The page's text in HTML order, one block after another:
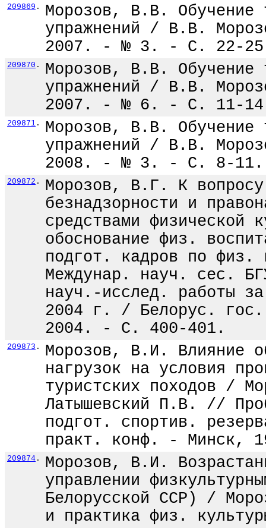
209869 .
Морозов, В.В. Обучение
упражнений / В.В.
2007. - № 3. - С. 22-
209870 .
Морозов, В.В. Обучение
упражнений / В.В.
2007. - № 6. - С. 11-
209871 .
Морозов, В.В. Обучение
упражнений / В.В.
2008. - № 3. - С. 8-11.
209872 .
Морозов, В.Г. К вопросу
безнадзорности и
средствами
обоснование физ.
подгот. кадров по физ.
Междунар. науч. сес.
науч.-исслед. работы
2004 г. / Белорус.
2004. - С. 400-401.
209873 .
Морозов, В.И. Влияние
нагрузок на условия
туристских походов /
Латышевский П.В. //
подгот. спортив.
практ. конф. - Минск,
209874 .
Морозов, В.И.
управлении
Белорусской ССР) /
и практика физ.